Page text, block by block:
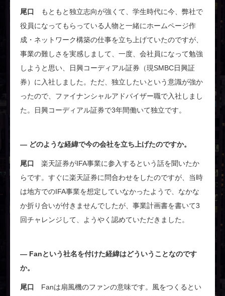
尾口
もともと独立志向が強くて、学生時代に今、弊社で
役員になってもらっている人物と一緒にホームページ作
成・ネットワーク構築の仕事を立ち上げていたのですが、
事業の難しさを実感しまして、一度、会社員になって勉強
しようと思い、日興コーディアル証券（現SMBC日興証
券）に入社しました。ただ、独立したいという意識が強か
ったので、ファイナンシャルアドバイザー職で入社しまし
た。日興コーディアル証券で3年間働いて独立です。
どのような経緯で今の会社を立ち上げたのですか。
尾口
楽天証券がIFA事業に参入するという話を聞いたか
らです。すぐに楽天証券に問合わせをしたのですが、当時
は地方でのIFA事業を想定していなかったようで、なかな
か折り合いが付きませんでしたが、事業計画書を書いて3
回チャレンジして、ようやく認めていただきました。
Fanという社名を付けた経緯はどういうことなのです
か。
尾口
Fanは扇風機のファンの意味です。風をつくるとい